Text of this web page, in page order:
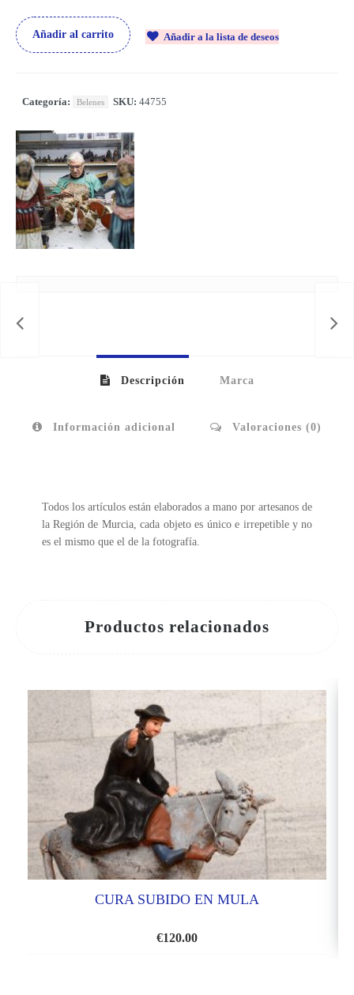
Añadir al carrito Añadir a la lista de deseos
Categoría: Belenes SKU: 44755
Descripción Marca
Información adicional Valoraciones (0)
Todos los artículos están elaborados a mano por artesanos de
la Región de Murcia, cada objeto es único e irrepetible y no
es el mismo que el de la fotografía.
Productos relacionados
CURA SUBIDO EN MULA
€120.00